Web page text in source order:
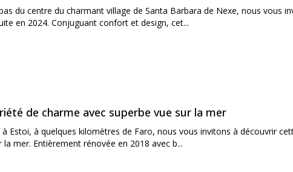
du centre du charmant village de Santa Barbara de Nexe, nous vous
en 2024. Conjuguant confort et design, cet...
de charme avec superbe vue sur la mer
à Estoi, à quelques kilomètres de Faro, nous vous invitons à découvrir
la mer. Entièrement rénovée en 2018 avec b...